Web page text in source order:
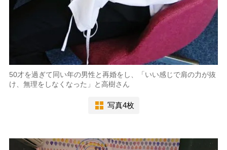
50才を過ぎて同い年の男性と再婚をし、「いい感じで肩の力が抜
け、無理をしなくなった」と高樹さん
写真4枚